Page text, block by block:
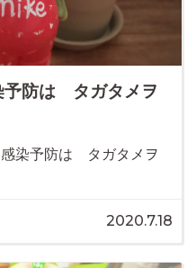
予防は タガタメヲ
感染予防は タガタメヲ
2020.7.18